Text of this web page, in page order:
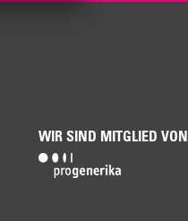
WIR SIND MITGLIED VON